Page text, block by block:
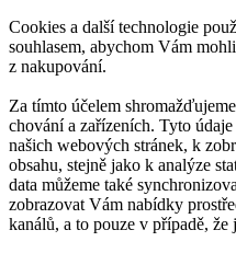
Cookies a další technologie
souhlasem, abychom Vám
z nakupování.
Za tímto účelem
chování a zařízeních. Tyto
našich webových stránek, k
obsahu, stejně jako k analýze
data můžeme také
zobrazovat Vám nabídky
kanálů, a to pouze v případě,